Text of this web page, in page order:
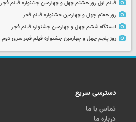
فیلم اول روز هشتم چهل و چهارمین جشنواره فیلم فجر
روز هفتم چهل و چهارمین جشنواره فیلم فجر
ایستگاه ششم چهل و چهارمین جشنواره فیلم فجر
روز پنجم چهل و چهارمین جشنواره فیلم فجر سری دوم
دسترسی سریع
تماس با ما
درباره ما